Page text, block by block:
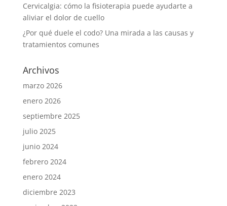
Cervicalgia: cómo la fisioterapia puede ayudarte a
aliviar el dolor de cuello
¿Por qué duele el codo? Una mirada a las causas y
tratamientos comunes
Archivos
marzo 2026
enero 2026
septiembre 2025
julio 2025
junio 2024
febrero 2024
enero 2024
diciembre 2023